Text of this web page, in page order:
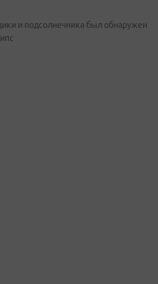
и подсолнечника был обнаружен